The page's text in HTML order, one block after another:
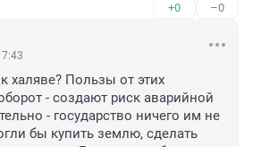
+0 –0
халяве? Пользы от этих
- создают риск аварийной
- государство ничего им не
бы купить землю, сделать